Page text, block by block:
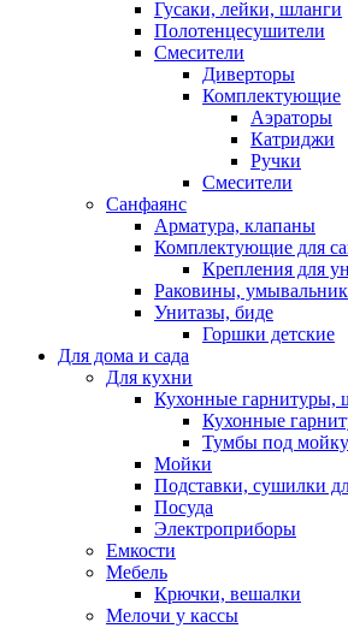
Гусаки, лейки, шланги
Полотенцесушители
Смесители
Диверторы
Комплектующие
Аэраторы
Катриджи
Ручки
Смесители
Санфаянс
Арматура, клапаны
Комплектующие для
Крепления для
Раковины,
Унитазы, биде
Горшки детские
Для дома и сада
Для кухни
Кухонные гарнитуры,
Кухонные
Тумбы под мойку
Мойки
Подставки, сушилки
Посуда
Электроприборы
Емкости
Мебель
Крючки, вешалки
Мелочи у кассы